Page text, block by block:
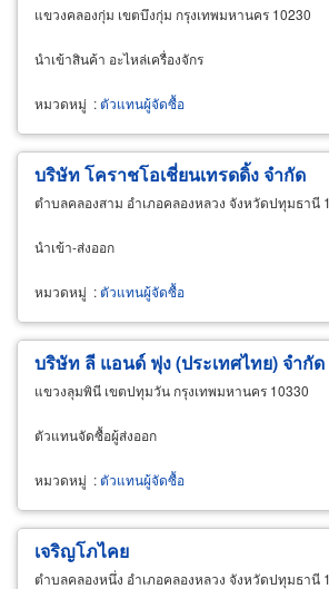
แขวงคลองกุ่ม เขตบึงกุ่ม กรุงเทพมหานคร 10230
นำเข้าสินค้า อะไหล่เครื่องจักร
หมวดหมู่ :ตัวแทนผู้จัดซื้อ
บริษัท โคราชโอเชี่ยนเทรดดิ้ง จำกัด
ตำบลคลองสาม อำเภอคลองหลวง จังหวัดปทุมธานี
นำเข้า-ส่งออก
หมวดหมู่ :ตัวแทนผู้จัดซื้อ
บริษัท ลี แอนด์ ฟุง (ประเทศไทย) จำกัด
แขวงลุมพินี เขตปทุมวัน กรุงเทพมหานคร 10330
ตัวแทนจัดซื้อผู้ส่งออก
หมวดหมู่ :ตัวแทนผู้จัดซื้อ
เจริญโภไคย
ตำบลคลองหนึ่ง อำเภอคลองหลวง จังหวัดปทุมธานี